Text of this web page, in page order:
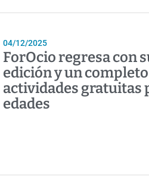
04/12/2025
ForOcio regresa con
edición y un
actividades gratuitas
edades